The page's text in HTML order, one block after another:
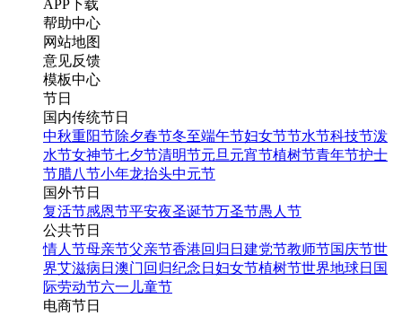
APP下载
帮助中心
网站地图
意见反馈
模板中心
节日
国内传统节日
中秋重阳节除夕春节冬至端午节妇女节节水节科技节泼
水节女神节七夕节清明节元旦 元宵节植树节青年节护士
节腊八节小年龙抬头中元节
国外节日
复活节感恩节平安夜圣诞节万圣节愚人节
公共节日
情人节母亲节父亲节香港回归日 建党节教师节国庆节世
界艾滋病日 澳门回归纪念日 妇女节植树节世界地球日 国
际劳动节六一儿童节
电商节日